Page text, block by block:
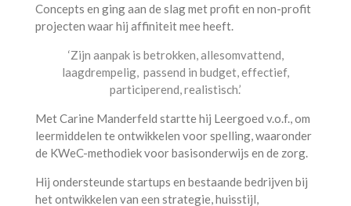
Concepts en ging aan de slag met profit en non-profit
projecten waar hij affiniteit mee heeft.
‘Zijn aanpak is betrokken, allesomvattend,
laagdrempelig, passend in budget, effectief,
participerend, realistisch.’
Met Carine Manderfeld startte hij Leergoed v.o.f., om
leermiddelen te ontwikkelen voor spelling, waaronder
de KWeC-methodiek voor basisonderwijs en de zorg.
Hij ondersteunde startups en bestaande bedrijven bij
het ontwikkelen van een strategie, huisstijl,